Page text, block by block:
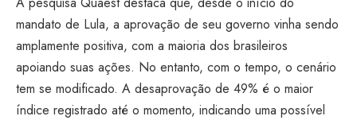
mandato de Lula, a aprovação de seu governo vinha sendo
amplamente positiva, com a maioria dos brasileiros
apoiando suas ações. No entanto, com o tempo, o cenário
tem se modificado. A desaprovação de 49% é o maior
índice registrado até o momento, indicando uma possível